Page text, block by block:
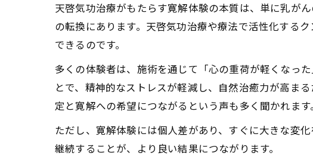
自然治癒力を高める
天啓気功治療や
天啓気功治療や
天啓気功治療で
天啓気功治療がもたらす寛解体験の本質は、単に乳が
の転換にあります。天啓気功治療や療法で活性化する
できるのです。
多くの体験者は、施術を通じて「心の重荷が軽くなっ
とで、精神的なストレスが軽減し、自然治癒力が高ま
定と寛解への希望につながるという声も多く聞かれます。
ただし、寛解体験には個人差があり、すぐに大きな変
継続することが、より良い結果につながります。